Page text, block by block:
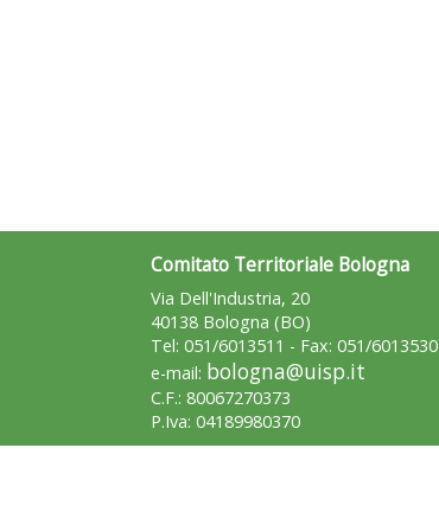
Comitato Territoriale Bologna
Via Dell'Industria, 20
40138 Bologna (BO)
Tel: 051/6013511 - Fax: 051/6013530
e-mail: bologna@uisp.it
C.F.: 80067270373
P.Iva: 04189980370